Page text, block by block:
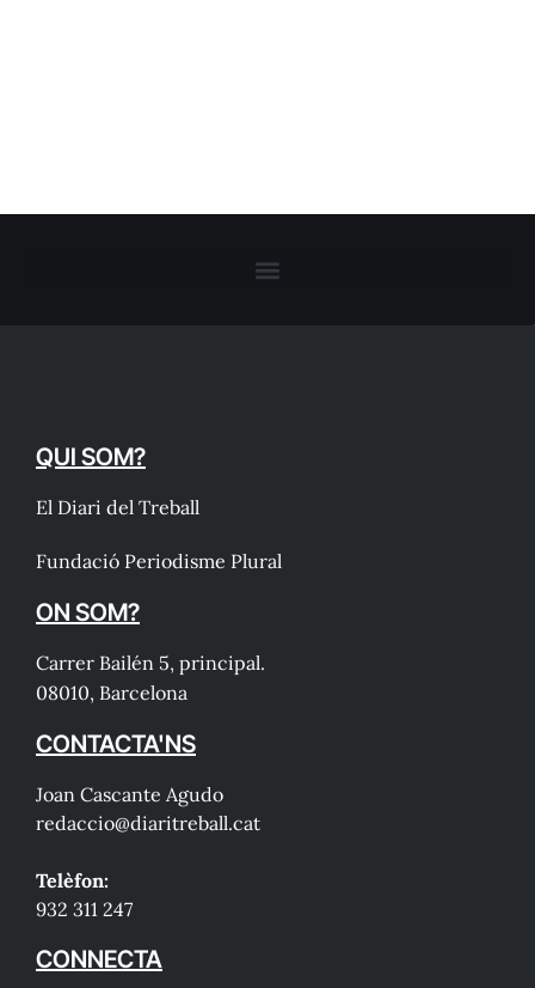
QUI SOM?
El Diari del Treball
Fundació Periodisme Plural
ON SOM?
Carrer Bailén 5, principal.
08010, Barcelona
CONTACTA'NS
Joan Cascante Agudo
redaccio@diaritreball.cat
Telèfon:
932 311 247
CONNECTA